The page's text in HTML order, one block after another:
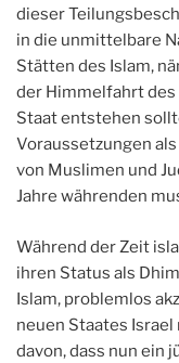
dieser
in die unmittelbare
Stätten des Islam,
der Himmelfahrt
Staat entstehen
Voraussetzungen
von Muslimen und
Jahre währenden
Während der Zeit
ihren Status als
Islam, problemlos
neuen Staates
davon, dass nun ein